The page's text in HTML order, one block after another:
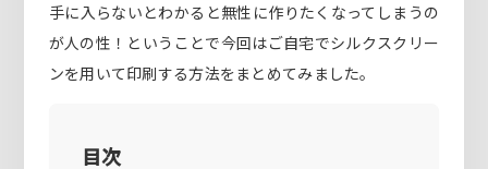
手に入らないとわかると無性に作りたくなってしまうの
が人の性！ということで今回はご自宅でシルクスクリー
ンを用いて印刷する方法をまとめてみました。
目次